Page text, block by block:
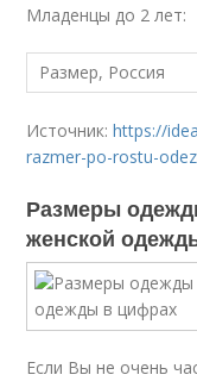
Младенцы до 2 лет:
Размер, Россия
Источник:https://
razmer-po-rostu-
Размеры
женской
Если Вы не очень